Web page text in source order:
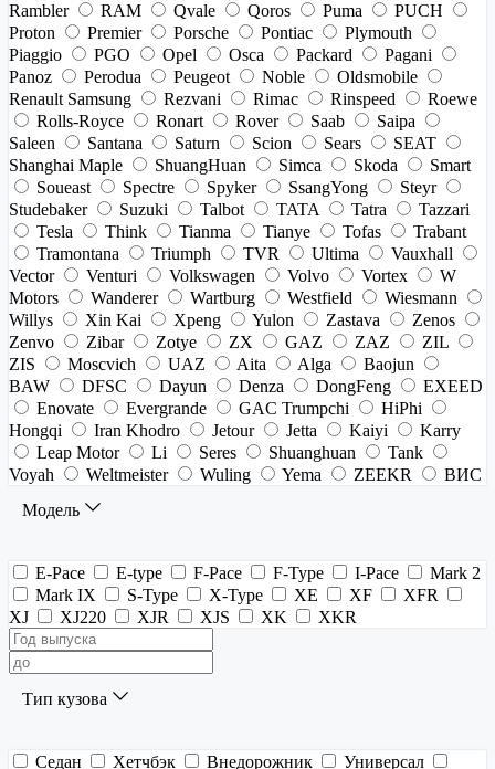
Rambler
RAM Qvale Qoros Puma
PUCH
Proton
Premier Porsche Pontiac
Plymouth
Piaggio
PGO Opel Osca Packard
Pagani
Panoz
Perodua Peugeot Noble
Oldsmobile
Renault Samsung
Rezvani Rimac Rinspeed
Roewe
Rolls-Royce
Ronart Rover Saab
Saipa
Saleen
Santana Saturn Scion Sears
SEAT
Shanghai Maple
ShuangHuan Simca Skoda
Smart
Soueast
Spectre Spyker SsangYong
Steyr
Studebaker
Suzuki Talbot TATA Tatra
Tazzari
Tesla
Think Tianma Tianye Tofas
Trabant
Tramontana
Triumph TVR Ultima
Vauxhall
Vector
Venturi Volkswagen Volvo Vortex
W
Motors
Wanderer Wartburg Westfield
Wiesmann
Willys
Xin Kai Xpeng Yulon Zastava
Zenos
Zenvo
Zibar Zotye ZX GAZ ZAZ
ZIL
ZIS
Moscvich UAZ Aita Alga
Baojun
BAW
DFSC Dayun Denza DongFeng
EXEED
Enovate
Evergrande GAC Trumpchi
HiPhi
Hongqi
Iran Khodro Jetour Jetta Kaiyi
Karry
Leap Motor
Li Seres Shuanghuan
Tank
Voyah
Weltmeister Wuling Yema ZEEKR
ВИС
Модель
E-Pace E-type F-Pace F-Type I-Pace
Mark 2
Mark IX
S-Type X-Type XE XF
XFR
XJ
XJ220 XJR XJS XK XKR
Тип кузова
Седан Хетчбэк Внедорожник
Универсал